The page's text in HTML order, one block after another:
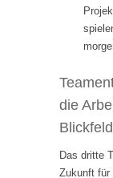
die
Blickfeld
Das dritte
Zukunft für